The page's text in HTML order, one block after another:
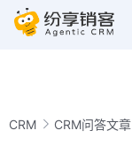
CRM CRM问答文章